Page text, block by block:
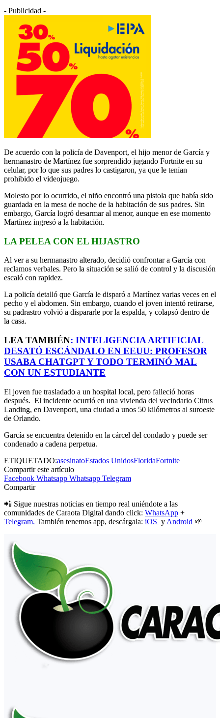
- Publicidad -
De acuerdo con la policía de Davenport, el hijo menor de García y
hermanastro de Martínez fue sorprendido jugando Fortnite en su
celular, por lo que sus padres lo castigaron, ya que le tenían
prohibido el videojuego.
Molesto por lo ocurrido, el niño encontró una pistola que había sido
guardada en la mesa de noche de la habitación de sus padres. Sin
embargo, García logró desarmar al menor, aunque en ese momento
Martínez ingresó a la habitación.
LA PELEA CON EL HIJASTRO
Al ver a su hermanastro alterado, decidió confrontar a García con
reclamos verbales. Pero la situación se salió de control y la discusión
escaló con rapidez.
La policía detalló que García le disparó a Martínez varias veces en el
pecho y el abdomen. Sin embargo, cuando el joven intentó retirarse,
su padrastro volvió a dispararle por la espalda, y colapsó dentro de
la casa.
LEA TAMBIÉN: INTELIGENCIA ARTIFICIAL
DESATÓ ESCÁNDALO EN EEUU: PROFESOR
USABA CHATGPT Y TODO TERMINÓ MAL
CON UN ESTUDIANTE
El joven fue trasladado a un hospital local, pero falleció horas
después. El incidente ocurrió en una vivienda del vecindario Citrus
Landing, en Davenport, una ciudad a unos 50 kilómetros al suroeste
de Orlando.
García se encuentra detenido en la cárcel del condado y puede ser
condenado a cadena perpetua.
ETIQUETADO:asesinatoEstados UnidosFloridaFortnite
Compartir este artículo
Facebook Whatsapp Whatsapp Telegram
Compartir
📲 Sigue nuestras noticias en tiempo real uniéndote a las
comunidades de Caraota Digital dando click: WhatsApp +
Telegram. También tenemos app, descárgala: iOS y Android 🌱